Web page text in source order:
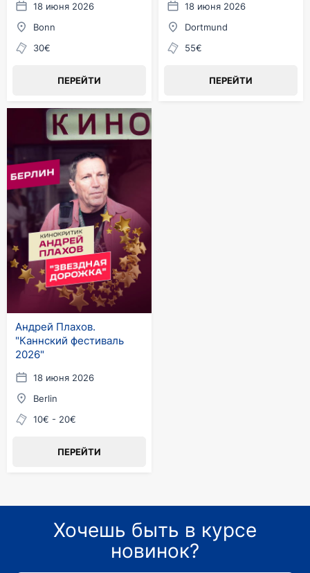
18 июня 2026
Bonn
30€
ПЕРЕЙТИ
18 июня 2026
Dortmund
55€
ПЕРЕЙТИ
Андрей Плахов.
"Каннский фестиваль
2026"
18 июня 2026
Berlin
10€ - 20€
ПЕРЕЙТИ
Хочешь быть в курсе
новинок?